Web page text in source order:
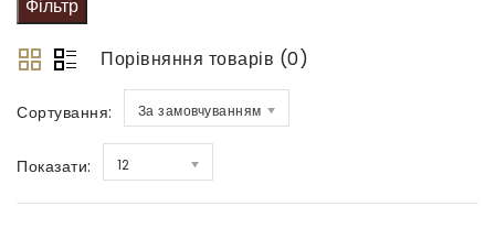
Фільтр
Порівняння товарів (0)
Сортування: За замовчуванням
Показати: 12